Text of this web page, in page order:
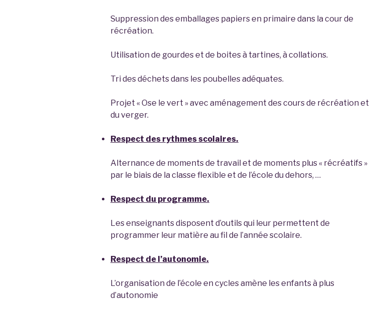
Suppression des emballages papiers en primaire dans la cour de
récréation.
Utilisation de gourdes et de boites à tartines, à collations.
Tri des déchets dans les poubelles adéquates.
Projet « Ose le vert » avec aménagement des cours de récréation et
du verger.
Respect des rythmes scolaires.
Alternance de moments de travail et de moments plus « récréatifs »
par le biais de la classe flexible et de l’école du dehors, …
Respect du programme.
Les enseignants disposent d’outils qui leur permettent de
programmer leur matière au fil de l’année scolaire.
Respect de l’autonomie.
L’organisation de l’école en cycles amène les enfants à plus
d’autonomie